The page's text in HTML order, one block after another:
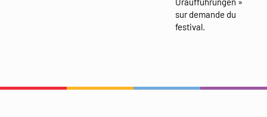
sur demande du
festival.